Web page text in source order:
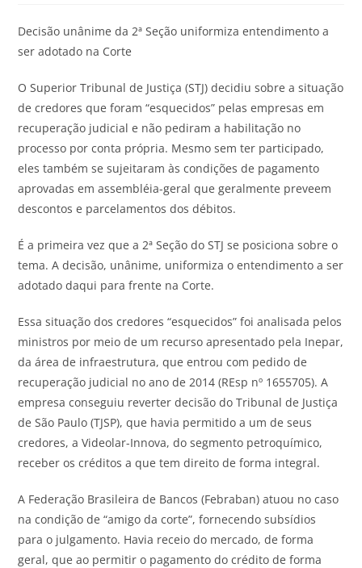
Decisão unânime da 2ª Seção uniformiza entendimento a
ser adotado na Corte
O Superior Tribunal de Justiça (STJ) decidiu sobre a situação
de credores que foram “esquecidos” pelas empresas em
recuperação judicial e não pediram a habilitação no
processo por conta própria. Mesmo sem ter participado,
eles também se sujeitaram às condições de pagamento
aprovadas em assembléia-geral que geralmente preveem
descontos e parcelamentos dos débitos.
É a primeira vez que a 2ª Seção do STJ se posiciona sobre o
tema. A decisão, unânime, uniformiza o entendimento a ser
adotado daqui para frente na Corte.
Essa situação dos credores “esquecidos” foi analisada pelos
ministros por meio de um recurso apresentado pela Inepar,
da área de infraestrutura, que entrou com pedido de
recuperação judicial no ano de 2014 (REsp nº 1655705). A
empresa conseguiu reverter decisão do Tribunal de Justiça
de São Paulo (TJSP), que havia permitido a um de seus
credores, a Videolar-Innova, do segmento petroquímico,
receber os créditos a que tem direito de forma integral.
A Federação Brasileira de Bancos (Febraban) atuou no caso
na condição de “amigo da corte”, fornecendo subsídios
para o julgamento. Havia receio do mercado, de forma
geral, que ao permitir o pagamento do crédito de forma